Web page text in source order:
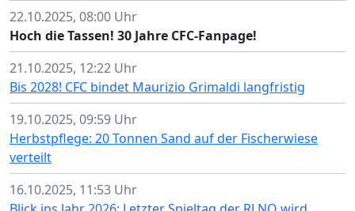
22.10.2025, 08:00 Uhr
Hoch die Tassen! 30 Jahre CFC-Fanpage!
21.10.2025, 12:22 Uhr
Bis 2028! CFC bindet Maurizio Grimaldi langfristig
19.10.2025, 09:59 Uhr
Herbstpflege: 20 Tonnen Sand auf der Fischerwiese
verteilt
16.10.2025, 11:53 Uhr